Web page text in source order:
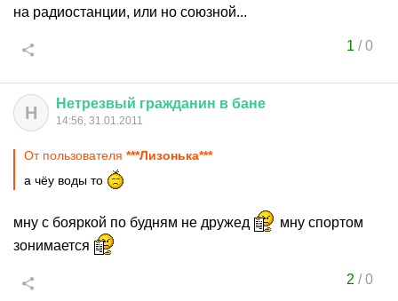
на радиостанции, или но союзной...
1 /0
Н Нетрезвый гражданин в бане
14:56, 31.01.2011
От пользователя ***Лизонька***
а чёу воды то
мну с бояркой по будням не дружед
мну спортом
зонимается
2 /0